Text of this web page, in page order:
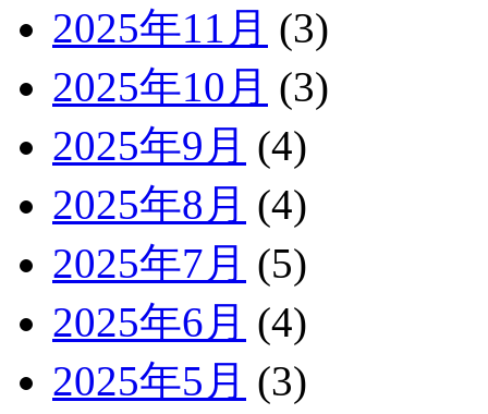
2025年11月 (3)
2025年10月 (3)
2025年9月 (4)
2025年8月 (4)
2025年7月 (5)
2025年6月 (4)
2025年5月 (3)